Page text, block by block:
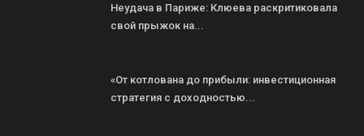
Неудача в Париже: Клюева раскритиковала
свой прыжок на...
«От котлована до прибыли: инвестиционная
стратегия с доходностью...